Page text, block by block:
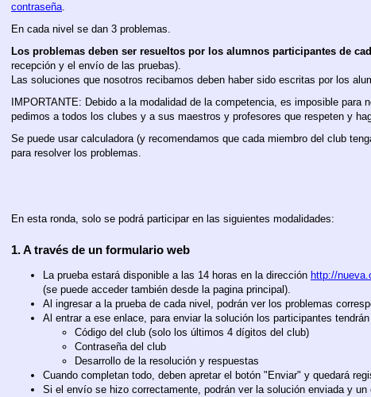
contraseña.
En cada nivel se dan 3 problemas.
Los problemas deben ser resueltos por los alumnos participantes de
recepción y el envío de las pruebas).
Las soluciones que nosotros recibamos deben haber sido escritas por los
IMPORTANTE: Debido a la modalidad de la competencia, es imposible
pedimos a todos los clubes y a sus maestros y profesores que respeten y
Se puede usar calculadora (y recomendamos que cada miembro del club
para resolver los problemas.
En esta ronda, solo se podrá participar en las siguientes modalidades:
1. A través de un formulario web
La prueba estará disponible a las 14 horas en la dirección http://
(se puede acceder también desde la pagina principal).
Al ingresar a la prueba de cada nivel, podrán ver los problemas
Al entrar a ese enlace, para enviar la solución los participantes
Código del club (solo los últimos 4 dígitos del club)
Contraseña del club
Desarrollo de la resolución y respuestas
Cuando completan todo, deben apretar el botón "Enviar" y quedará
Si el envío se hizo correctamente, podrán ver la solución enviada y